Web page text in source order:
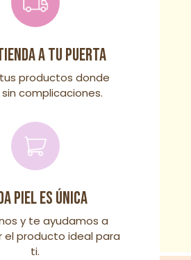
a tu puerta
productos donde
complicaciones.
piel es única
y te ayudamos a
el producto ideal para
ti.